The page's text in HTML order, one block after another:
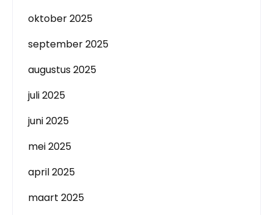
oktober 2025
september 2025
augustus 2025
juli 2025
juni 2025
mei 2025
april 2025
maart 2025